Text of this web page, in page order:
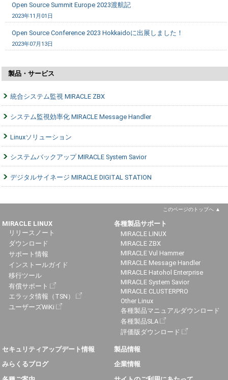
Open Source Summit Europe 2023渡航記
2023年11月01日
Open Source Conference 2023 Hokkaidoに出展しました！
2023年07月13日
製品・サービス
統合システム監視 MIRACLE ZBX
システム監視効率化 MIRACLE Message Handler
Linuxソリューション
システムバックアップ MIRACLE System Savior
デジタルサイネージ MIRACLE DIGITAL STATION
このページのトップへ
MIRACLE LINUX
リリースノート
ダウンロード
サポート情報
インストールガイド
移行ツール
有償サポート
エラッタ情報（TSN）
ユーザーズWiKi
各種製品サポート
MIRACLE LINUX
MIRACLE ZBX
MIRACLE Vul Hammer
MIRACLE Message Handler
MIRACLE Hatohol Enterprise
MIRACLE System Savior
MIRACLE CLUSTERPRO
Other Linux
各種製品マニュアルダウンロード
各種製品SLA
評価版ダウンロード
セキュリティアップデート情報
みらくるブログ
製品情報
企業情報